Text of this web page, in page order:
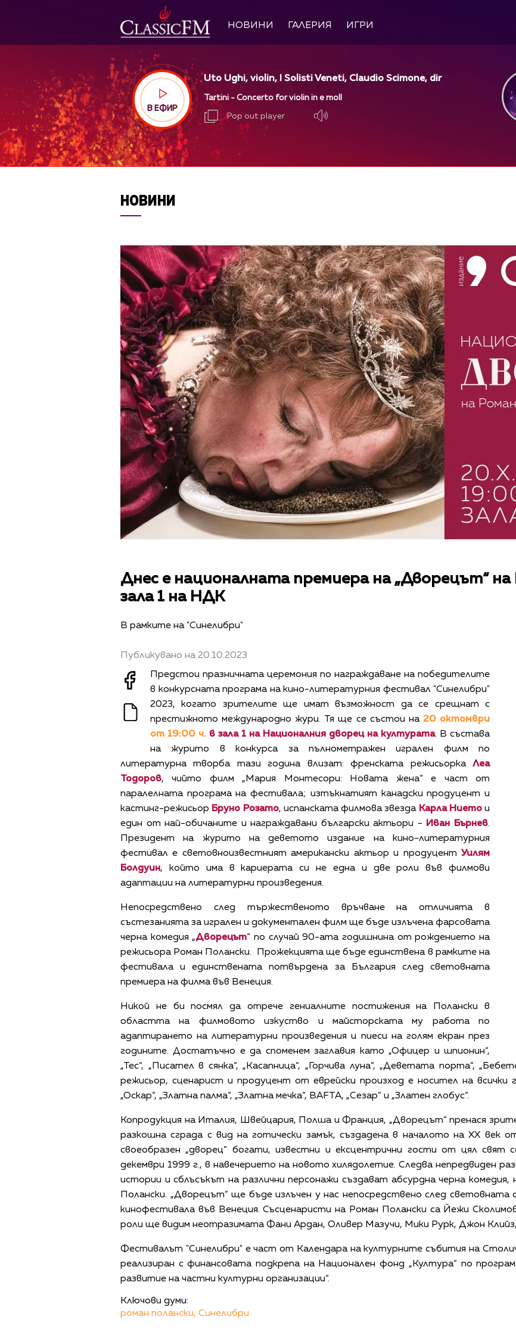
НОВИНИ ГАЛЕРИЯ ИГРИ
В ЕФИР
Uto Ughi, violin, I Solisti Veneti, Claudio Scimone, dir
Tartini - Concerto for violin in e moll
Pop out player
НОВИНИ
Днес е националната премиера на „Дворецът“ на
зала 1 на НДК
В рамките на "Синелибри"
Публикувано на 20.10.2023
Предстои празничната церемония по награждаване на победителите
в конкурсната програма на кино-литературния фестивал "Синелибри"
2023, когато зрителите ще имат възможност да се срещнат с
престижното международно жури. Тя ще се състои на 20 октомври
от 19:00 ч. в зала 1 на Националния дворец на културата. В състава
на журито в конкурса за пълнометражен игрален филм по
литературна творба тази година влизат: френската режисьорка Леа
Тодоров, чийто филм „Мария Монтесори: Новата жена“ е част от
паралелната програма на фестивала; изтъкнатият канадски продуцент и
кастинг-режисьор Бруно Розато, испанската филмова звезда Карла Ниетои
един от най-обичаните и награждавани български актьори -
Иван Бърнев.
Президент на журито на деветото издание на кино-литературния
фестивал е световноизвестният американски актьор и продуцент Уилям
Болдуин, който има в кариерата си не една и две роли във филмови
адаптации на литературни произведения.
Непосредствено след тържественото връчване на отличията в
състезанията за игрален и документален филм ще бъде излъчена фарсовата
черна комедия „Дворецът“ по случай 90-ата годишнина от рождението на
режисьора Роман Полански. Прожекцията ще бъде единствена в рамките на
фестивала и единствената потвърдена за България след световната
премиера на филма във Венеция.
Никой не би посмял да отрече гениалните постижения на Полански в
областта на филмовото изкуство и майсторската му работа по
адаптирането на литературни произведения и пиеси на голям екран през
годините. Достатъчно е да споменем заглавия като „Офицер и шпионин“,
„Тес“, „Писател в сянка“, „Касапница“, „Горчива луна“, „Деветата порта“,
режисьор, сценарист и продуцент от еврейски произход е носител на всички
„Оскар“, „Златна палма“, „Златна мечка“, BAFTA, „Сезар“ и „Златен глобус“.
Копродукция на Италия, Швейцария, Полша и Франция, „Дворецът“ пренася
разкошна сграда с вид на готически замък, създадена в началото на ХХ век
своеобразен „дворец“ богати, известни и ексцентрични гости от цял свят
декември 1999 г., в навечерието на новото хилядолетие. Следва непредвиден
истории и сблъсъкът на различни персонажи създават абсурдна черна
Полански. „Дворецът“ ще бъде излъчен у нас непосредствено след
кинофестивала във Венеция. Съсценаристи на Роман Полански са Йежи
роли ще видим неотразимата Фани Ардан, Оливер Мазучи, Мики Рурк, Джон
Фестивалът "Синелибри" е част от Календара на културните събития на
реализиран с финансовата подкрепа на Национален фонд „Култура“ по
развитие на частни културни организации“.
Ключови думи:
роман полански, Синелибри